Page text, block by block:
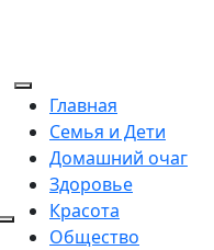
Главная
Семья и Дети
Домашний очаг
Здоровье
Красота
Общество